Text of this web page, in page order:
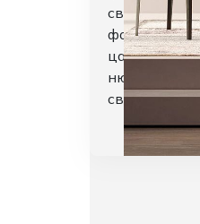
светильник
формами.
царапины и
нюансы
свою